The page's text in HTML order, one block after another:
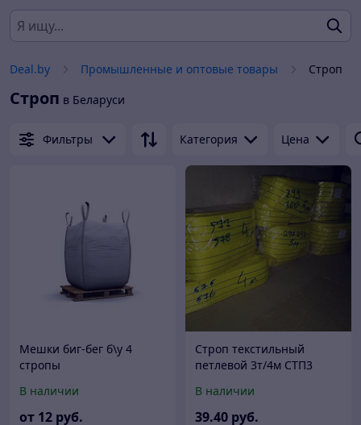
Deal.by Промышленные и оптовые товары Строп
Строп в Беларуси
Фильтры Категория Цена
Мешки биг-бег б\у 4
стропы
В наличии
от 12 руб.
Строп текстильный
петлевой 3т/4м СТП3
В наличии
39.40 руб.